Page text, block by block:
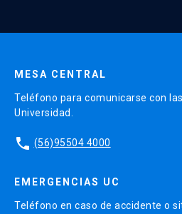
MESA CENTRAL
Teléfono para comunicarse con
Universidad.
phone (56)95504 4000
EMERGENCIAS UC
Teléfono en caso de accidente o